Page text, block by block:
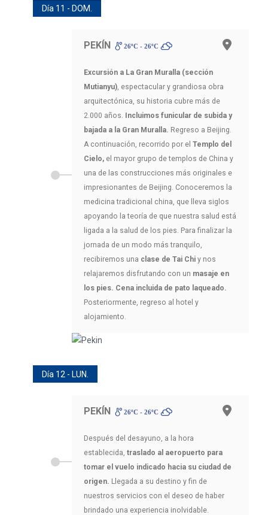
Día 11 - DOM.
PEKÍN 26ºC - 26ºC
Excursión a La Gran Muralla (sección
Mutianyu), espectacular y grandiosa obra
arquitectónica, su historia cubre más de
2.000 años.
Incluimos funicular de subida y
bajada a la Gran Muralla. Regreso a Beijing.
A continuación, recorrido por el Templo del
Cielo, el mayor grupo de templos de China y
una de las construcciones más originales e
impresionantes de Beijing. Conoceremos la
medicina tradicional china, que lleva siglos
apoyando la teoría de que nuestra salud está
ligada a la salud de los pies. Para finalizar la
jornada de un modo más tranquilo,
recibiremos una clase de Tai Chi y nos
relajaremos disfrutando con un masaje en
los pies. Cena incluida de pato laqueado.
Posteriormente, regreso al hotel y
alojamiento.
Día 12 - LUN.
PEKÍN 26ºC - 26ºC
Después del desayuno, a la hora
establecida, traslado al aeropuerto para
tomar el vuelo indicado hacia su ciudad de
origen. Llegada a su destino y fin de
nuestros servicios con el deseo de haber
brindado una experiencia inolvidable.